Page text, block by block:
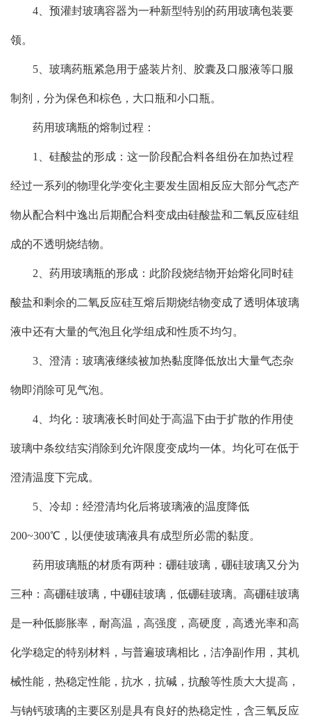
4、预灌封玻璃容器为一种新型特别的药用玻璃包装要
领。
5、玻璃药瓶紧急用于盛装片剂、胶囊及口服液等口服
制剂，分为保色和棕色，大口瓶和小口瓶。
药用玻璃瓶的熔制过程：
1、硅酸盐的形成：这一阶段配合料各组份在加热过程
经过一系列的物理化学变化主要发生固相反应大部分气态产
物从配合料中逸出后期配合料变成由硅酸盐和二氧反应硅组
成的不透明烧结物。
2、药用玻璃瓶的形成：此阶段烧结物开始熔化同时硅
酸盐和剩余的二氧反应硅互熔后期烧结物变成了透明体玻璃
液中还有大量的气泡且化学组成和性质不均匀。
3、澄清：玻璃液继续被加热黏度降低放出大量气态杂
物即消除可见气泡。
4、均化：玻璃液长时间处于高温下由于扩散的作用使
玻璃中条纹结实消除到允许限度变成均一体。均化可在低于
澄清温度下完成。
5、冷却：经澄清均化后将玻璃液的温度降低
200~300℃，以便使玻璃液具有成型所必需的黏度。
药用玻璃瓶的材质有两种：硼硅玻璃，硼硅玻璃又分为
三种：高硼硅玻璃，中硼硅玻璃，低硼硅玻璃。高硼硅玻璃
是一种低膨胀率，耐高温，高强度，高硬度，高透光率和高
化学稳定的特别材料，与普遍玻璃相比，洁净副作用，其机
械性能，热稳定性能，抗水，抗碱，抗酸等性质大大提高，
与钠钙玻璃的主要区别是具有良好的热稳定性，含三氧反应